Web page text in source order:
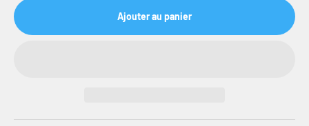
Ajouter au panier